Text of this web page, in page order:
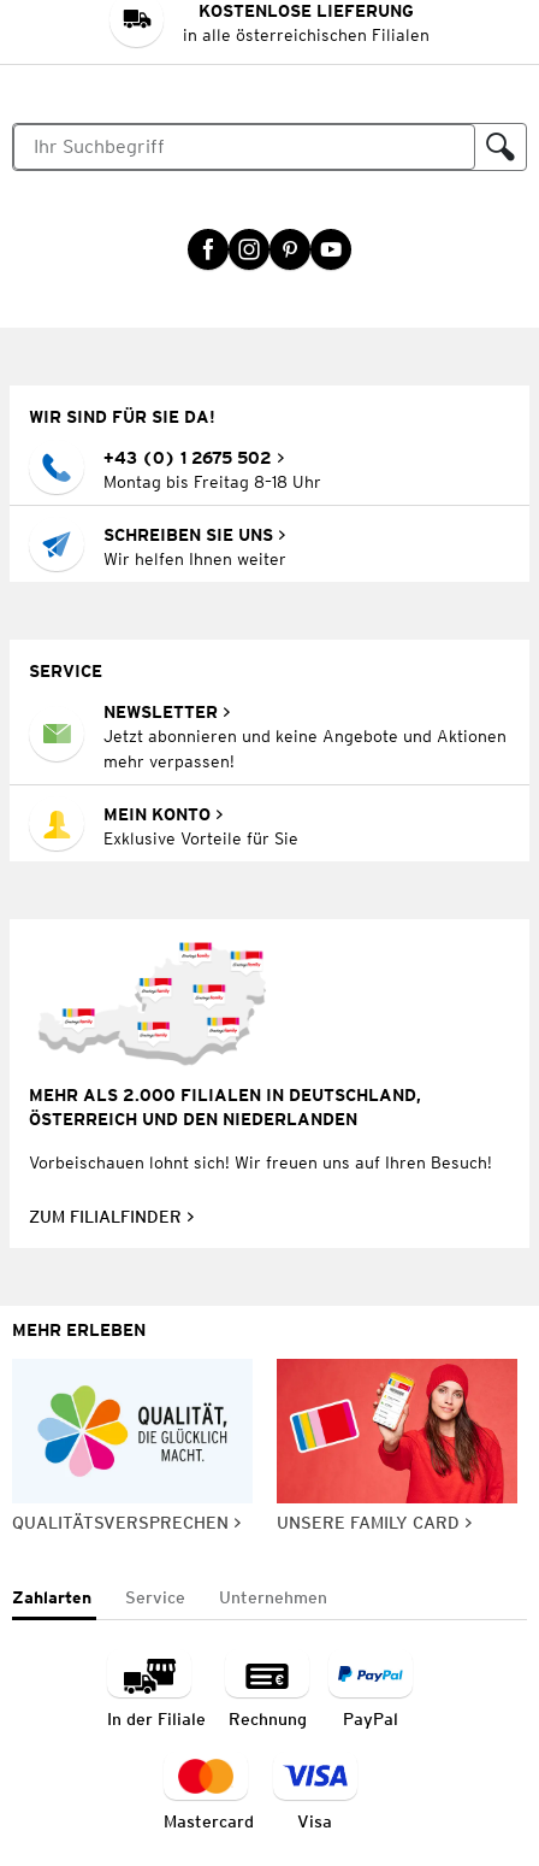
KOSTENLOSE LIEFERUNG
in alle österreichischen Filialen
WIR SIND FÜR SIE DA!
+43 (0) 1 2675 502
Montag bis Freitag 8–18 Uhr
SCHREIBEN SIE UNS
Wir helfen Ihnen weiter
SERVICE
NEWSLETTER
Jetzt abonnieren und keine Angebote und Aktionen
mehr verpassen!
MEIN KONTO
Exklusive Vorteile für Sie
MEHR ALS 2.000 FILIALEN IN DEUTSCHLAND,
ÖSTERREICH UND DEN NIEDERLANDEN
Vorbeischauen lohnt sich! Wir freuen uns auf Ihren Besuch!
ZUM FILIALFINDER
MEHR ERLEBEN
QUALITÄTSVERSPRECHEN UNSERE FAMILY CARD
Zahlarten Service Unternehmen
In der Filiale Rechnung PayPal
Mastercard Visa